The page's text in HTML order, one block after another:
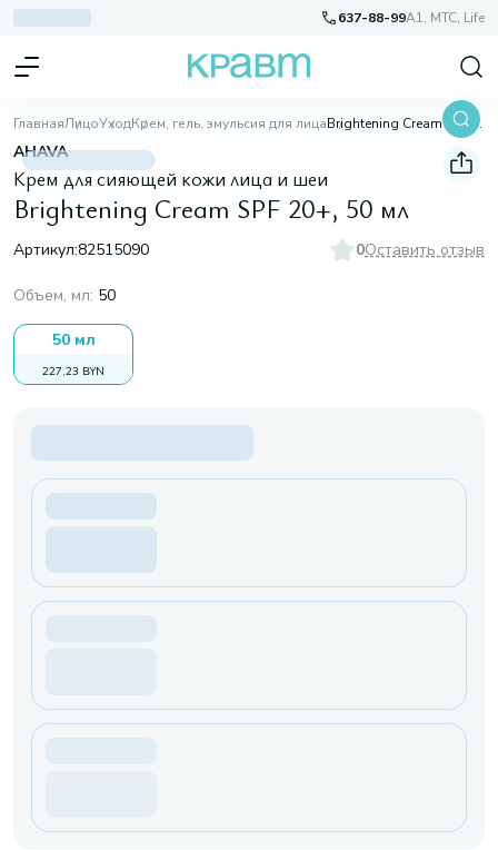
637-88-99A1, МТС, Life
ГлавнаяЛицоУходКрем, гель, эмульсия для лица Brightening Cream SPF 20+, 50 мл
AHAVA
Крем для сияющей кожи лица и шеи
Brightening Cream SPF 20+, 50 мл
Артикул:82515090 0Оставить отзыв
Объем, мл: 50
50 мл
227,23 BYN